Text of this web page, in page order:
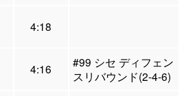
4:18
4:16
#99 シセ ディフェン
スリバウンド(2-4-6)